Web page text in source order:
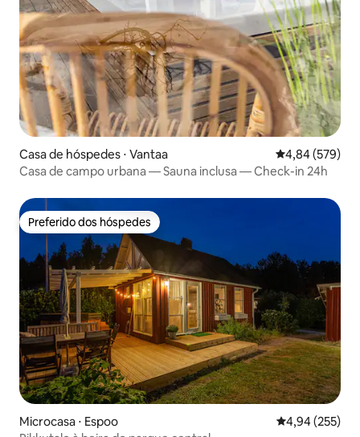
Casa de hóspedes ⋅ Vantaa 4,84 de uma
4,84 (579)
Casa de campo urbana — Sauna inclusa — Check-in 24h
Preferido dos hóspedes
Preferido dos hóspedes
Microcasa ⋅ Espoo 4,94 de uma
4,94 (255)